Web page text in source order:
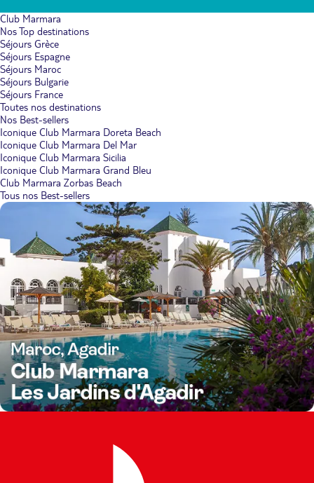
Club Marmara
Nos Top destinations
Séjours Grèce
Séjours Espagne
Séjours Maroc
Séjours Bulgarie
Séjours France
Toutes nos destinations
Nos Best-sellers
Iconique Club Marmara Doreta Beach
Iconique Club Marmara Del Mar
Iconique Club Marmara Sicilia
Iconique Club Marmara Grand Bleu
Club Marmara Zorbas Beach
Tous nos Best-sellers